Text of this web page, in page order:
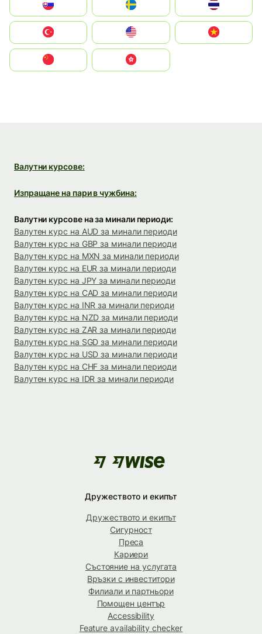
United States
中國香港特別行政區
Валутни курсове:
Изпращане на пари в чужбина:
Валутни курсове на за минали периоди:
Валутен курс на AUD за минали периоди
Валутен курс на GBP за минали периоди
Валутен курс на MXN за минали периоди
Валутен курс на EUR за минали периоди
Валутен курс на JPY за минали периоди
Валутен курс на CAD за минали периоди
Валутен курс на INR за минали периоди
Валутен курс на NZD за минали периоди
Валутен курс на ZAR за минали периоди
Валутен курс на SGD за минали периоди
Валутен курс на USD за минали периоди
Валутен курс на CHF за минали периоди
Валутен курс на IDR за минали периоди
Дружеството и екипът
Дружеството и екипът
Сигурност
Преса
Кариери
Състояние на услугата
Връзки с инвеститори
Филиали и партньори
Помощен център
Accessibility
Feature availability checker